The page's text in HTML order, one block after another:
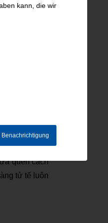
kann, die wir
QUẢ
giờ quay.
thời hạn lĩnh
quen cách
tử tế luôn